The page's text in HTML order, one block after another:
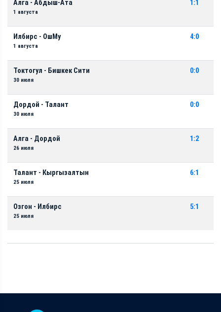
Алга - Абдыш-Ата
1 августа
1:1
Илбирс - ОшМу
1 августа
4:0
Токтогул - Бишкек Сити
30 июля
0:0
Дордой - Талант
30 июля
0:0
Алга - Дордой
26 июля
1:2
Талант - Кыргызалтын
25 июля
6:1
Озгон - Илбирс
25 июля
5:1